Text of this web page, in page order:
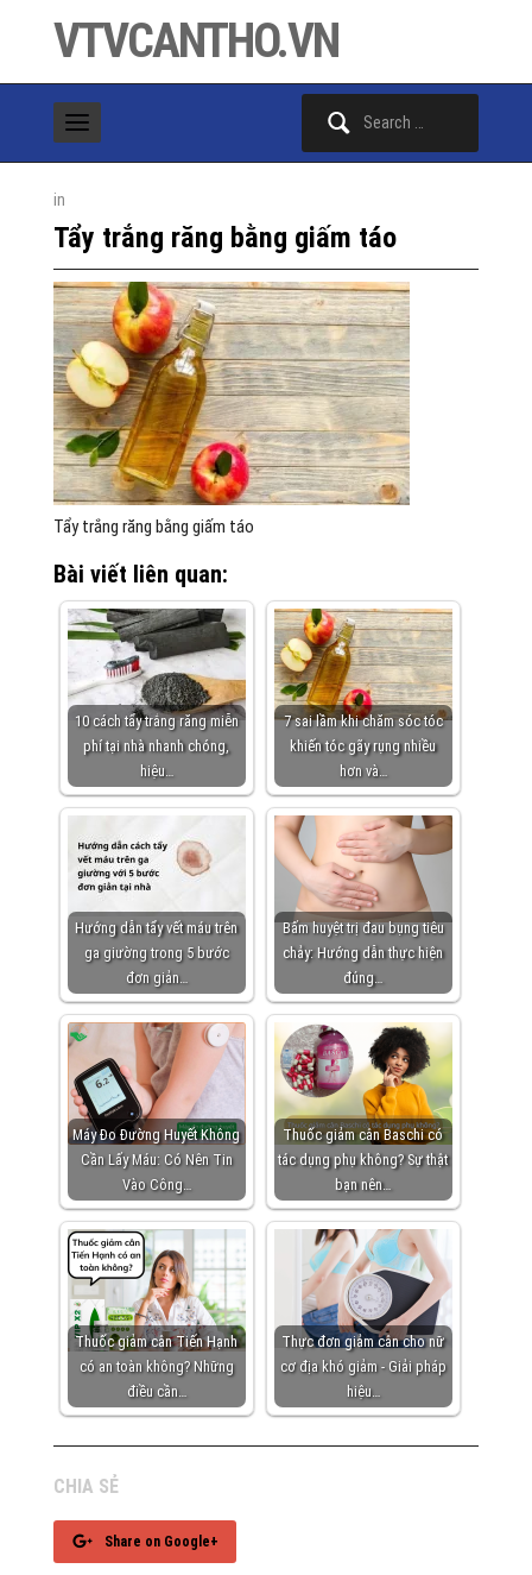
VTVCANTHO.VN
in
Tẩy trắng răng bằng giấm táo
Tẩy trắng răng bằng giấm táo
Bài viết liên quan:
10 cách tẩy trắng răng miễn
phí tại nhà nhanh chóng,
hiệu…
7 sai lầm khi chăm sóc tóc
khiến tóc gãy rụng nhiều
hơn và…
Hướng dẫn tẩy vết máu trên
ga giường trong 5 bước
đơn giản…
Bấm huyệt trị đau bụng tiêu
chảy: Hướng dẫn thực hiện
đúng…
Máy Đo Đường Huyết Không
Cần Lấy Máu: Có Nên Tin
Vào Công…
Thuốc giảm cân Baschi có
tác dụng phụ không? Sự thật
bạn nên…
Thuốc giảm cân Tiến Hạnh
có an toàn không? Những
điều cần…
Thực đơn giảm cân cho nữ
cơ địa khó giảm - Giải pháp
hiệu…
CHIA SẺ
Share on Google+